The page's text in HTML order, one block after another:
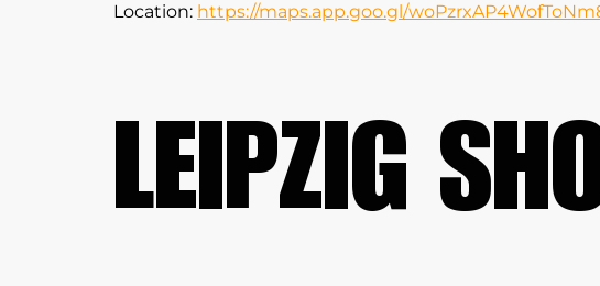
Location: https://maps.app.goo.gl/
LEIPZIG